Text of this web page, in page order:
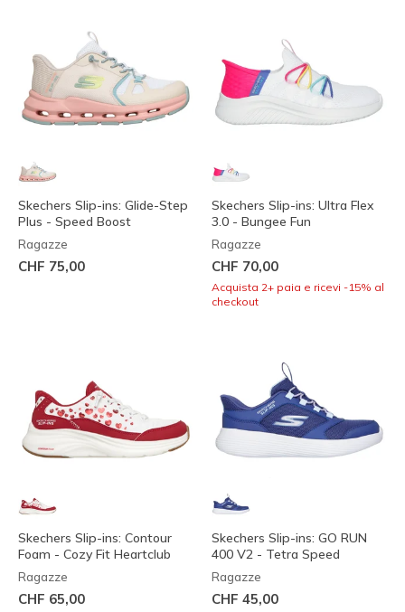
Skechers Slip-ins: Glide-Step
Plus - Speed Boost
Ragazze
CHF 75,00
Skechers Slip-ins: Ultra Flex
3.0 - Bungee Fun
Ragazze
CHF 70,00
Acquista 2+ paia e ricevi -15% al
checkout
Skechers Slip-ins: Contour
Foam - Cozy Fit Heartclub
Ragazze
CHF 65,00
Skechers Slip-ins: GO RUN
400 V2 - Tetra Speed
Ragazze
CHF 45,00